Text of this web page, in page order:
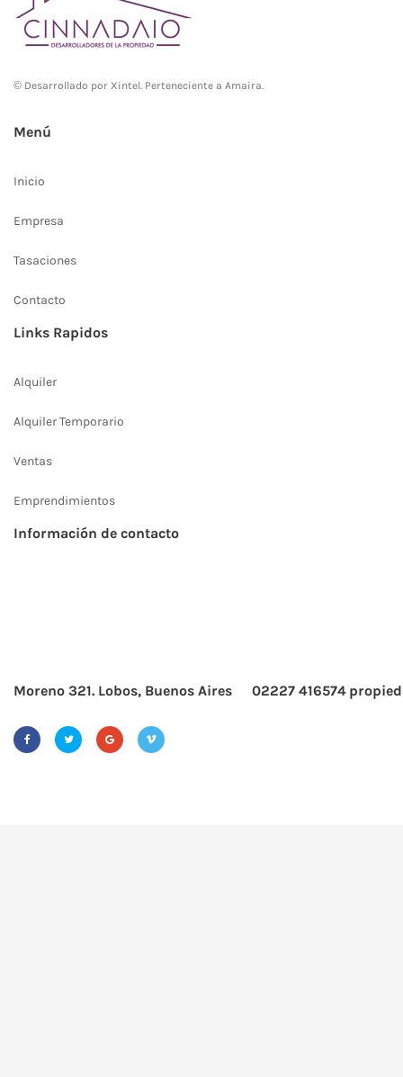
© Desarrollado por Xintel . Perteneciente a Amaira.
Menú
Inicio
Empresa
Tasaciones
Contacto
Links Rapidos
Alquiler
Alquiler Temporario
Ventas
Emprendimientos
Información de contacto
Moreno 321. Lobos, Buenos Aires 02227 416574